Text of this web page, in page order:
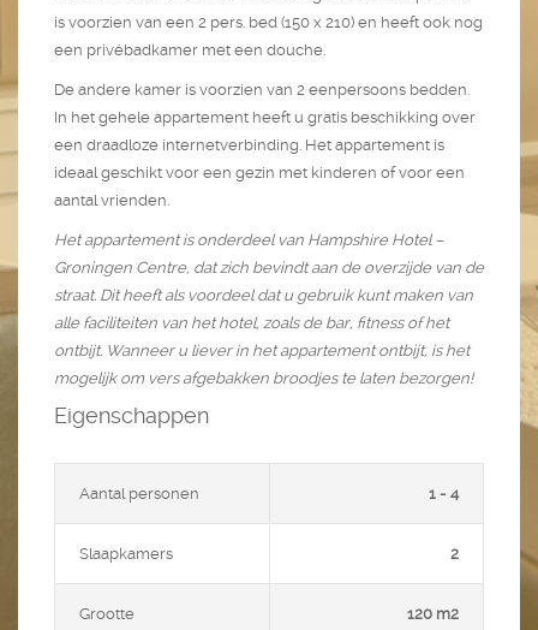
is voorzien van een 2 pers. bed (150 x 210) en heeft ook nog
een privébadkamer met een douche.
De andere kamer is voorzien van 2 eenpersoons bedden.
In het gehele appartement heeft u gratis beschikking over
een draadloze internetverbinding. Het appartement is
ideaal geschikt voor een gezin met kinderen of voor een
aantal vrienden.
Het appartement is onderdeel van Hampshire Hotel –
Groningen Centre, dat zich bevindt aan de overzijde van de
straat. Dit heeft als voordeel dat u gebruik kunt maken van
alle faciliteiten van het hotel, zoals de bar, fitness of het
ontbijt. Wanneer u liever in het appartement ontbijt, is het
mogelijk om vers afgebakken broodjes te laten bezorgen!
Eigenschappen
Aantal personen 1 - 4
Slaapkamers 2
Grootte 120 m2